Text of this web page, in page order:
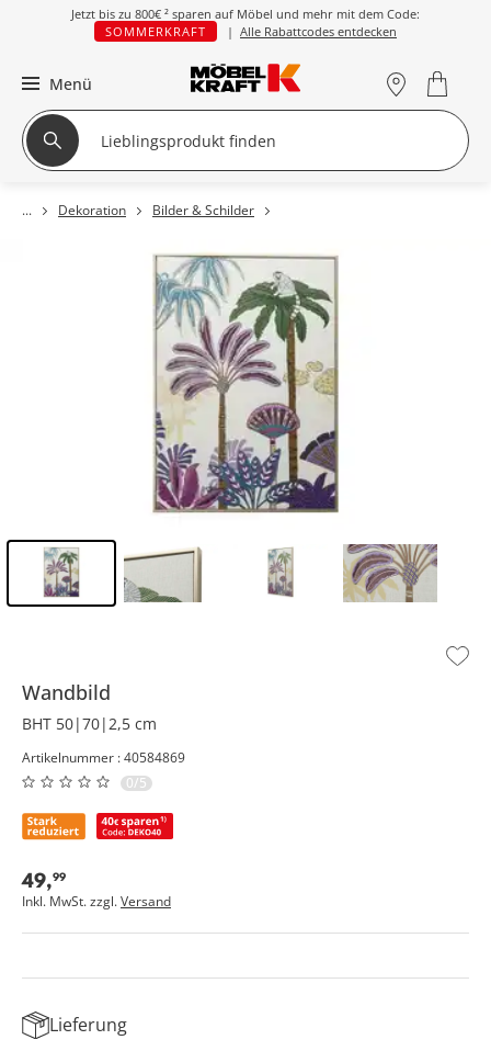
Jetzt bis zu 800€ ² sparen auf Möbel und mehr mit dem Code:
SOMMERKRAFT
| Alle Rabattcodes entdecken
Menü
Dekoration Bilder & Schilder
Wandbild
BHT 50|70|2,5 cm
Artikelnummer : 40584869
0/5
49,99
Inkl. MwSt. zzgl.Versand
Lieferung